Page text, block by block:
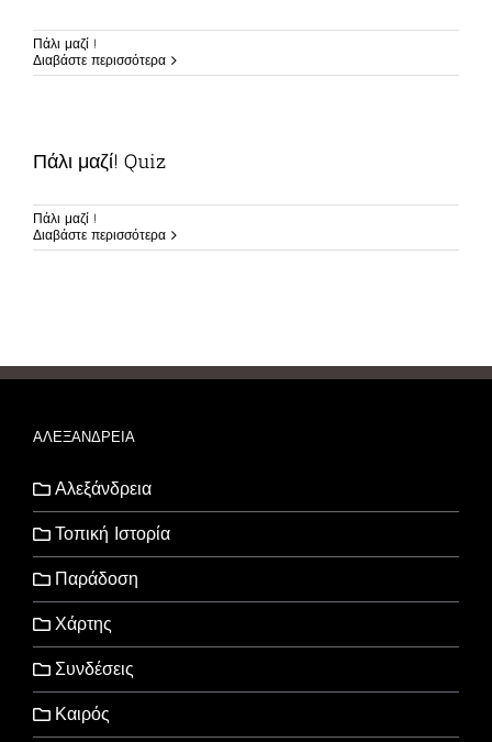
Πάλι μαζί !
Διαβάστε περισσότερα
Πάλι μαζί! Quiz
Πάλι μαζί !
Διαβάστε περισσότερα
ΑΛΕΞΑΝΔΡΕΙΑ
Αλεξάνδρεια
Τοπική Ιστορία
Παράδοση
Χάρτης
Συνδέσεις
Καιρός